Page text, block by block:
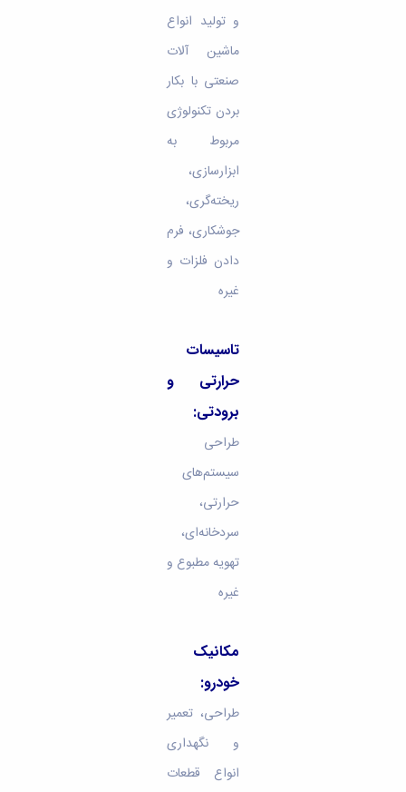
و تولید انواع
ماشین آلات
صنعتی با بکار
بردن تکنولوژی
مربوط به
ابزارسازی،
ریخته‌گری‌،
جوشکاری، فرم
دادن فلزات و
غیره
تاسیسات
حرارتی و
برودتی:
طراحی
سیستم‌های
حرارتی،
سردخانه‌ای،
تهویه مطبوع و
غیره
مکانیک
خودرو:
طراحی، تعمیر
و نگهداری
انواع قطعات